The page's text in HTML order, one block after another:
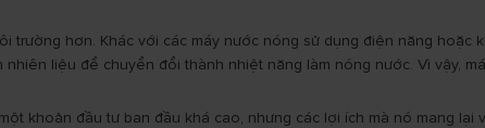
trường hơn. Khác với các máy nước nóng sử dụng điện năng
liệu để chuyển đổi thành nhiệt năng làm nóng nước. Vì vậy,
khoản đầu tư ban đầu khá cao, nhưng các lợi ích mà nó mang